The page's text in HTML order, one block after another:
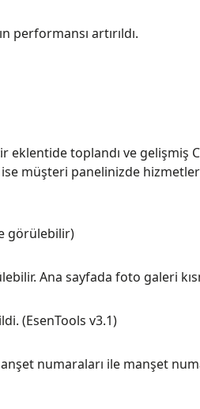
performansı artırıldı.
eklentide toplandı ve gelişmiş
müşteri panelinizde
görülebilir)
Ana sayfada foto galeri
(EsenTools v3.1)
numaraları ile manşet